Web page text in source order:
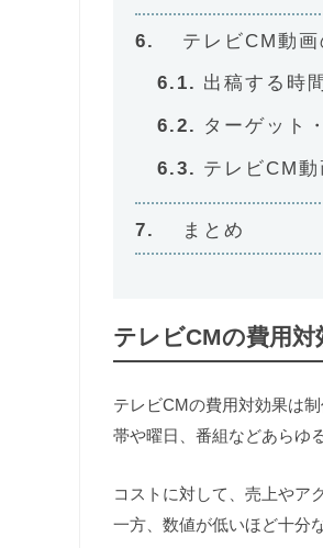
テレビCM動
出稿する時
ターゲット
テレビCM
まとめ
テレビCMの費用対
テレビCMの費用対効果は
帯や曜日、番組などあらゆ
コストに対して、売上やア
一方、数値が低いほど十分